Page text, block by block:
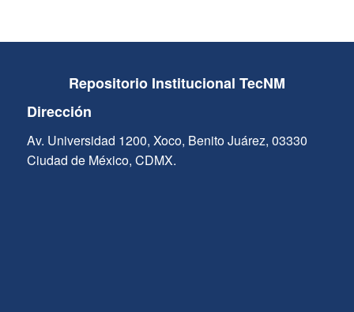
Repositorio Institucional TecNM
Dirección
Av. Universidad 1200, Xoco, Benito Juárez, 03330
Ciudad de México, CDMX.